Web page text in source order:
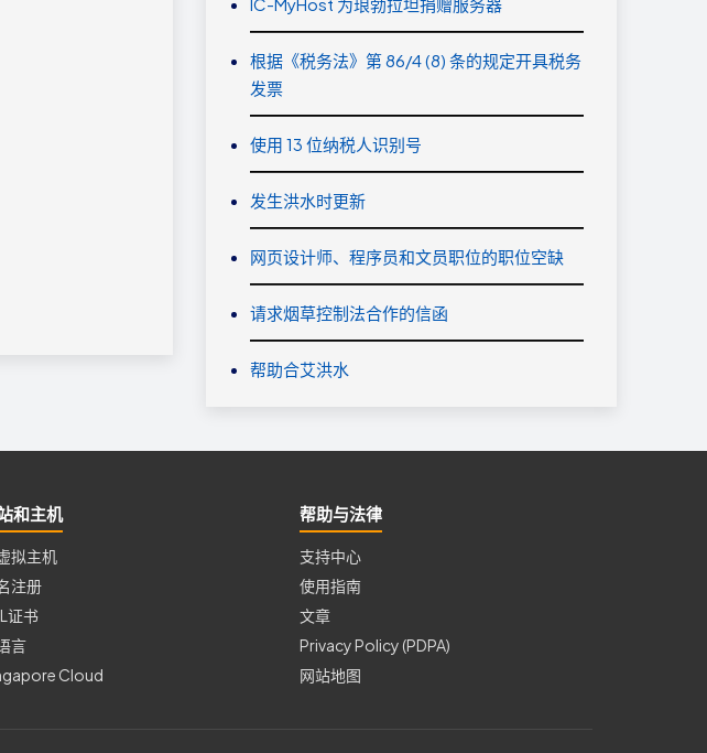
根据《税务法》第 86/4 (8) 条的规定开具税务
发票
使用 13 位纳税人识别号
发生洪水时更新
网页设计师、程序员和文员职位的职位空缺
请求烟草控制法合作的信函
帮助合艾洪水
和主机
拟主机
注册
证书
言
Cloud
帮助与法律
支持中心
使用指南
文章
Privacy Policy (PDPA)
网站地图